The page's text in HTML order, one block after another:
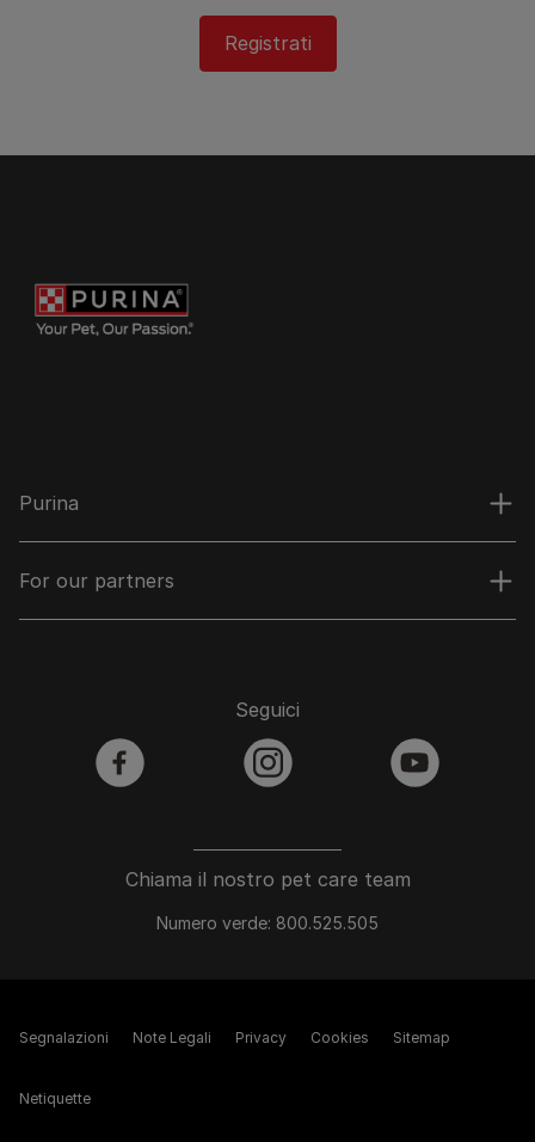
Registrati
Purina
For our partners
Chiama il nostro pet care team
Numero verde: 800.525.505
Seguici
facebook instagram youtube
Segnalazioni Note Legali Privacy Cookies Sitemap
Netiquette